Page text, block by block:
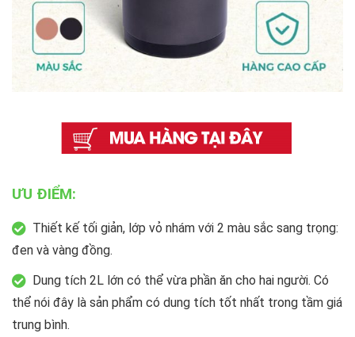
ƯU ĐIỂM:
Thiết kế tối giản, lớp vỏ nhám với 2 màu sắc sang trọng:
đen và vàng đồng.
Dung tích 2L lớn có thể vừa phần ăn cho hai người. Có
thể nói đây là sản phẩm có dung tích tốt nhất trong tầm giá
trung bình.